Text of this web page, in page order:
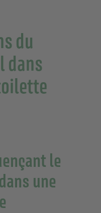
du
dans
le
une